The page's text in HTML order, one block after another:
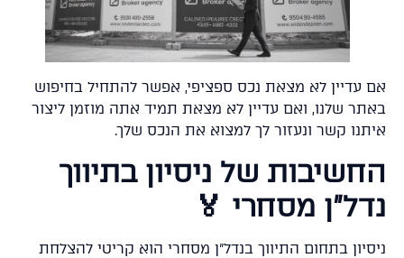
עדיין לא מצאת נכס ספציפי, אפשר להתחיל בחיפוש
שלנו, ואם עדיין לא מצאת תמיד אתה מוזמן ליצור
קשר ונעזור לך למצוא את הנכס שלך.
של ניסיון בתיווך
מסחרי 🏅
בתחום התיווך בנדל"ן מסחרי הוא קריטי להצלחת